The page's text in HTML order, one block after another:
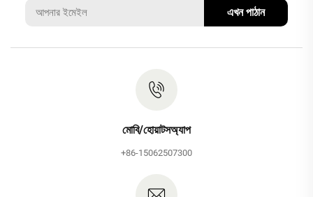
এখন পাঠান
মোবি/হোয়াটসঅ্যাপ
+86-15062507300